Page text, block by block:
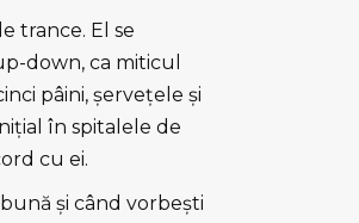
trance. El se
down, ca miticul
pâini, şerveţele şi
în spitalele de
cu ei.
şi când vorbeşti